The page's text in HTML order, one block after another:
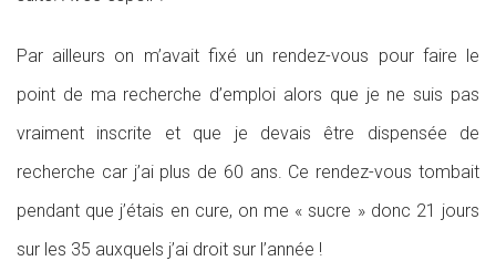
Par ailleurs on m’avait fixé un rendez-vous pour faire le
point de ma recherche d’emploi alors que je ne suis pas
vraiment inscrite et que je devais être dispensée de
recherche car j’ai plus de 60 ans. Ce rendez-vous tombait
pendant que j’étais en cure, on me « sucre » donc 21 jours
sur les 35 auxquels j’ai droit sur l’année !